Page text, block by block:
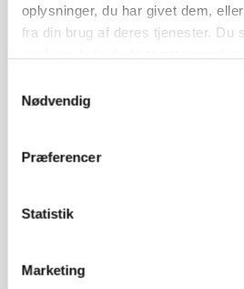
oplysninger, du har givet dem,
fra din brug af deres tjenester. Du
Nødvendig
Præferencer
Statistik
Marketing
KVÆG
Snart kan man søge tilskud